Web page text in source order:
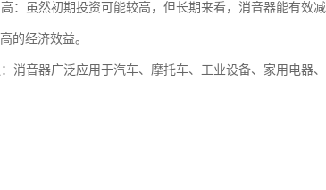
：虽然初期投资可能较高，但长期来看，消音器能有效
的经济效益。
消音器广泛应用于汽车、摩托车、工业设备、家用电器